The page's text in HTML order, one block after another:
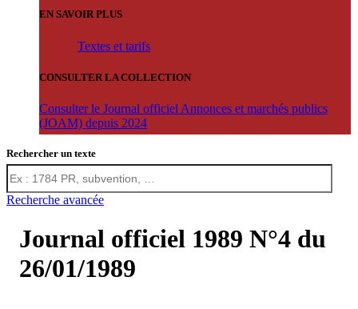
EN SAVOIR PLUS
Textes et tarifs
CONSULTER LA COLLECTION
Consulter le Journal officiel Annonces et marchés publics
(JOAM) depuis 2024
Rechercher un texte
Recherche avancée
Journal officiel 1989 N°4 du
26/01/1989